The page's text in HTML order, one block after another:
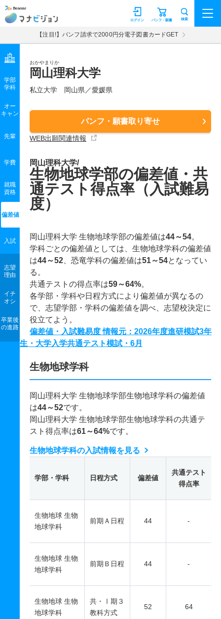
マナビジョン パンフ・願書
ログイン 検索
【注目!】パンフ請求で2000円分電子図書カードGET
おかやまりか
岡山理科大学
私立大学 岡山県／愛媛県
パンフ・願書取り寄せ
WEB出願関連情報
学部
学科
オー
キャン
先輩
学費
就職
資格
偏差値
入試
志望
理由
イチ
オシ
卒業後
の進路
岡山理科大学/
生物地球学部の偏差値・共
通テスト得点率（入試難易
度）
岡山理科大学 生物地球学部の偏差値は44～54。
学科ごとの偏差値としては、生物地球学科の偏差値
は44～52 、恐竜学科の偏差値は51～54となってい
る。
共通テストの得点率は59～64%。
各学部・学科や日程方式により偏差値が異なるの
で、志望学部・学科の偏差値を調べ、志望校決定に
役立てよう。
偏差値・入試難易度 情報元：2026年度進研模試3年
生・大学入学共通テスト模試・6月
生物地球学科
岡山理科大学 生物地球学部生物地球学科の偏差値
は44～52です。
岡山理科大学 生物地球学部生物地球学科の共通テ
スト得点率は61～64%です。
生物地球学科の入試情報を見る
学部・学科 日程方式 偏差値
共通テスト
得点率
生物地球 生物
地球学科
前期Ａ日程 44 -
生物地球 生物
地球学科
前期Ｂ日程 44 -
生物地球 生物
地球学科
共・Ⅰ期３
教科方式
52 64